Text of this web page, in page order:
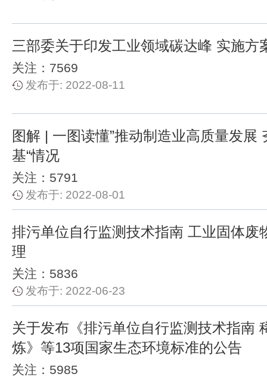
三部委关于印发工业领域碳达峰 实施方
关注：7569
发布于: 2022-08-11
图解 | 一图读懂”推动制造业高质量发展
基“情况
关注：5791
发布于: 2022-08-01
排污单位自行监测技术指南 工业固体废
理
关注：5836
发布于: 2022-06-23
关于发布《排污单位自行监测技术指南
炼》等13项国家生态环境标准的公告
关注：5985